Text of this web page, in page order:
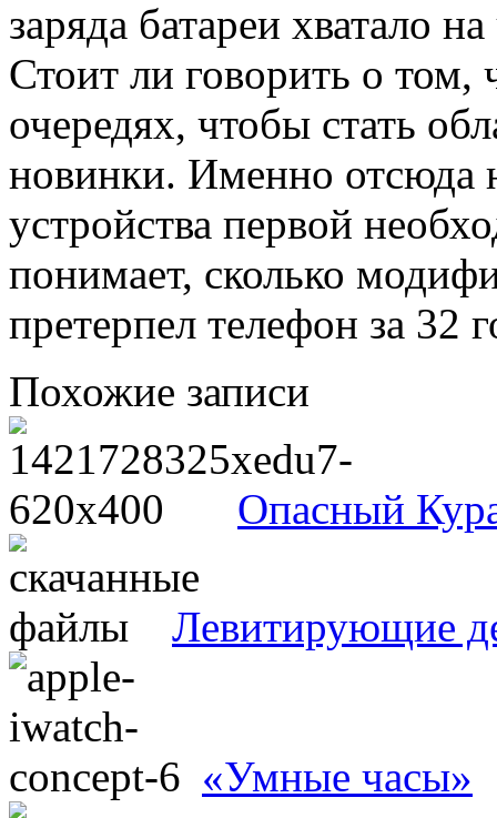
заряда батареи хватало
Стоит ли говорить о том,
очередях, чтобы стать
новинки. Именно отсюда
устройства первой
понимает, сколько
претерпел телефон за 32
Похожие записи
Опасный
Левитирующие
«Умные часы»